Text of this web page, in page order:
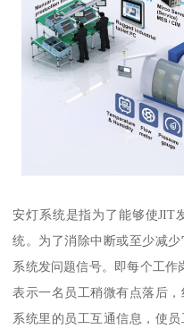
安灯系统是指为了能够使JIT
统。为了消除中断或至少减
系统发问题信号。即每个工作
表示一名员工稍微有点落后
系统里的员工互通信息，使